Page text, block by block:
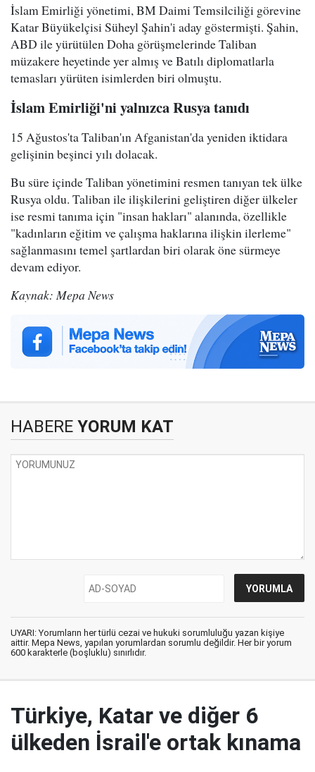
İslam Emirliği yönetimi, BM Daimi Temsilciliği görevine
Katar Büyükelçisi Süheyl Şahin'i aday göstermişti. Şahin,
ABD ile yürütülen Doha görüşmelerinde Taliban
müzakere heyetinde yer almış ve Batılı diplomatlarla
temasları yürüten isimlerden biri olmuştu.
İslam Emirliği'ni yalnızca Rusya tanıdı
15 Ağustos'ta Taliban'ın Afganistan'da yeniden iktidara
gelişinin beşinci yılı dolacak.
Bu süre içinde Taliban yönetimini resmen tanıyan tek ülke
Rusya oldu. Taliban ile ilişkilerini geliştiren diğer ülkeler
ise resmi tanıma için "insan hakları" alanında, özellikle
"kadınların eğitim ve çalışma haklarına ilişkin ilerleme"
sağlanmasını temel şartlardan biri olarak öne sürmeye
devam ediyor.
Kaynak: Mepa News
HABERE YORUM KAT
UYARI: Yorumların her türlü cezai ve hukuki sorumluluğu yazan kişiye
aittir. Mepa News, yapılan yorumlardan sorumlu değildir. Her bir yorum
600 karakterle (boşluklu) sınırlıdır.
Türkiye, Katar ve diğer 6
ülkeden İsrail'e ortak kınama